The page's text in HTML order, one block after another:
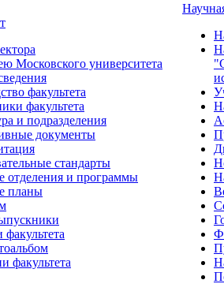
Московского университета
факультета
факультета
и подразделения
документы
стандарты
отделения и программы
планы
факультета